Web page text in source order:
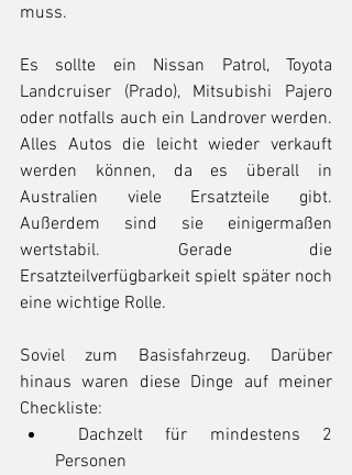
muss.
Es sollte ein Nissan Patrol, Toyota
Landcruiser (Prado), Mitsubishi Pajero
oder notfalls auch ein Landrover werden.
Alles Autos die leicht wieder verkauft
werden können, da es überall in
Australien viele Ersatzteile gibt.
Außerdem sind sie einigermaßen
wertstabil. Gerade die
Ersatzteilverfügbarkeit spielt später noch
eine wichtige Rolle.
Soviel zum Basisfahrzeug. Darüber
hinaus waren diese Dinge auf meiner
Checkliste:
Personen